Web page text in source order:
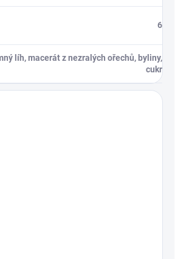
6
líh, macerát z nezralých ořechů, byliny,
cukr